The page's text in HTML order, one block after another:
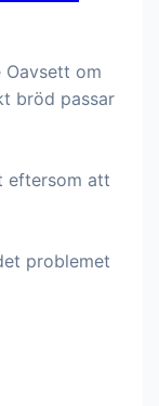
Oavsett om
bröd passar
eftersom att
problemet